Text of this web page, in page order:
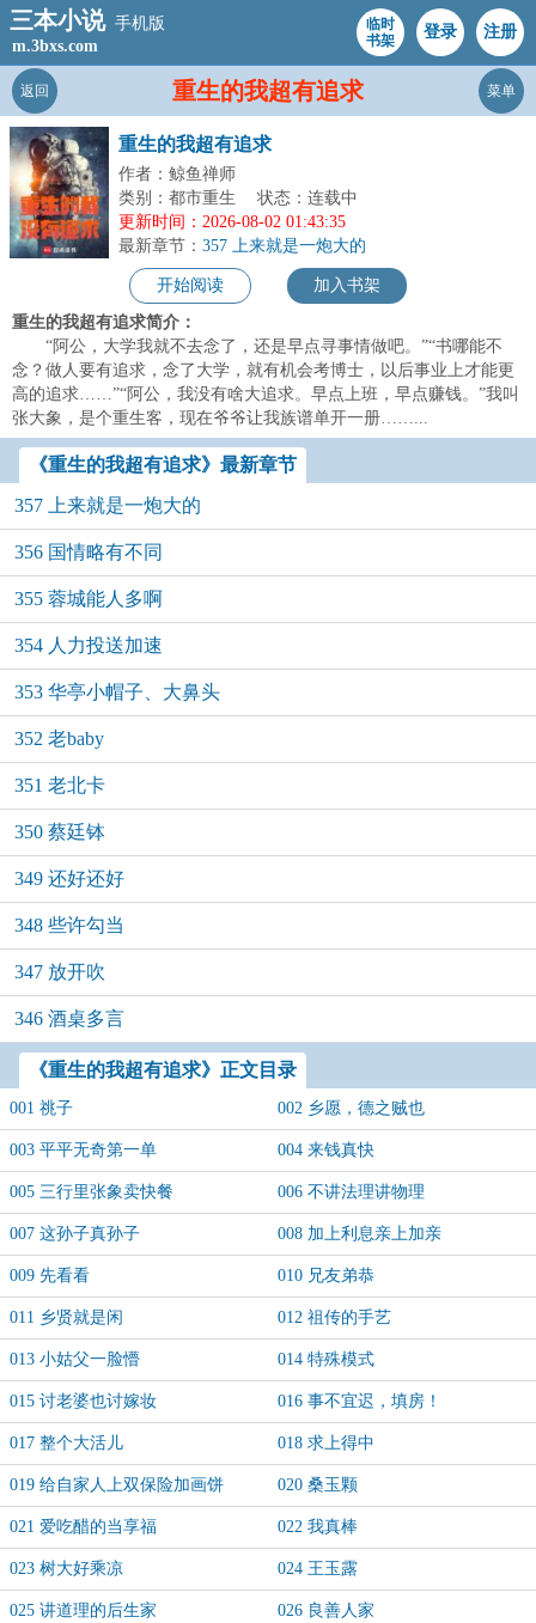
三本小说 手机版
m.3bxs.com
临时
书架
登录 注册
重生的我超有追求
返回 菜单
重生的我超有追求
作者：鲸鱼禅师
类别：都市重生
状态：连载中
更新时间：2026-08-02 01:43:35
最新章节： 357 上来就是一炮大的
开始阅读 加入书架
重生的我超有追求简介：
“阿公，大学我就不去念了，还是早点寻事情做吧。”“书哪能不
念？做人要有追求，念了大学，就有机会考博士，以后事业上才能更
高的追求……”“阿公，我没有啥大追求。早点上班，早点赚钱。”我叫
张大象，是个重生客，现在爷爷让我族谱单开一册……...
《重生的我超有追求》最新章节
357 上来就是一炮大的
356 国情略有不同
355 蓉城能人多啊
354 人力投送加速
353 华亭小帽子、大鼻头
352 老baby
351 老北卡
350 蔡廷钵
349 还好还好
348 些许勾当
347 放开吹
346 酒桌多言
《重生的我超有追求》正文目录
001 祧子 002 乡愿，德之贼也
003 平平无奇第一单 004 来钱真快
005 三行里张象卖快餐 006 不讲法理讲物理
007 这孙子真孙子 008 加上利息亲上加亲
009 先看看 010 兄友弟恭
011 乡贤就是闲 012 祖传的手艺
013 小姑父一脸懵 014 特殊模式
015 讨老婆也讨嫁妆 016 事不宜迟，填房！
017 整个大活儿 018 求上得中
019 给自家人上双保险加画饼 020 桑玉颗
021 爱吃醋的当享福 022 我真棒
023 树大好乘凉 024 王玉露
025 讲道理的后生家 026 良善人家